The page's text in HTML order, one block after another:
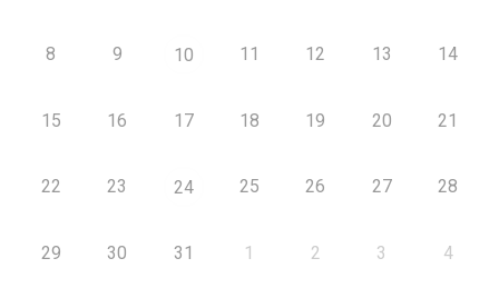
8 9 10 11 12 13 14
15 16 17 18 19 20 21
22 23 24 25 26 27 28
29 30 31 1 2 3 4